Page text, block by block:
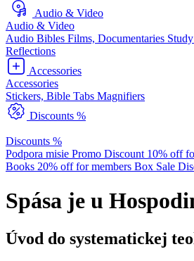
Audio & Video
Audio & Video
Audio Bibles Films, Documentaries
Reflections
Accessories
Accessories
Stickers, Bible Tabs Magnifiers
Discounts %
Discounts %
Podpora misie Promo Discount 10% off
Books 20% off for members Box Sale
Spása je u
Úvod do systematickej